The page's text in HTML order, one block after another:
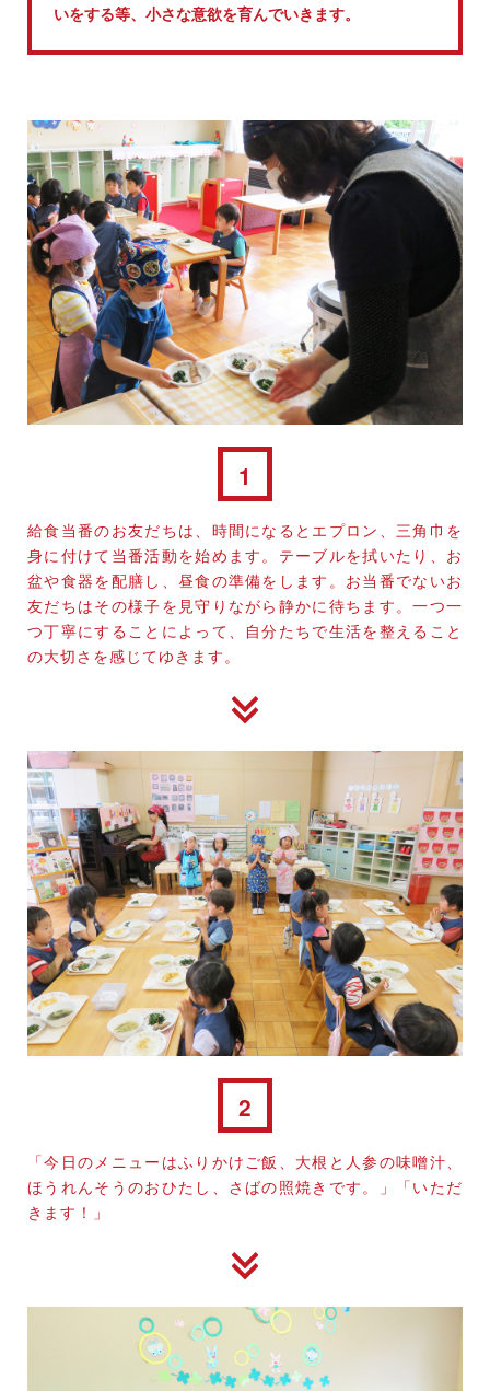
いをする等、小さな意欲を育んでいきます。
1
給食当番のお友だちは、時間になるとエプロン、三角巾を
身に付けて当番活動を始めます。テーブルを拭いたり、お
盆や食器を配膳し、昼食の準備をします。お当番でないお
友だちはその様子を見守りながら静かに待ちます。一つ一
つ丁寧にすることによって、自分たちで生活を整えること
の大切さを感じてゆきます。
2
「今日のメニューはふりかけご飯、大根と人参の味噌汁、
ほうれんそうのおひたし、さばの照焼きです。」「いただ
きます！」